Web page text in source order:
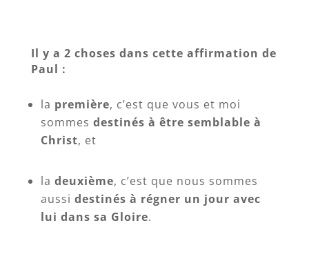
Il y a 2 choses dans cette affirmation de
Paul :
la première, c’est que vous et moi
sommes destinés à être semblable à
Christ, et
la deuxième, c’est que nous sommes
aussi destinés à régner un jour avec
lui dans sa Gloire.